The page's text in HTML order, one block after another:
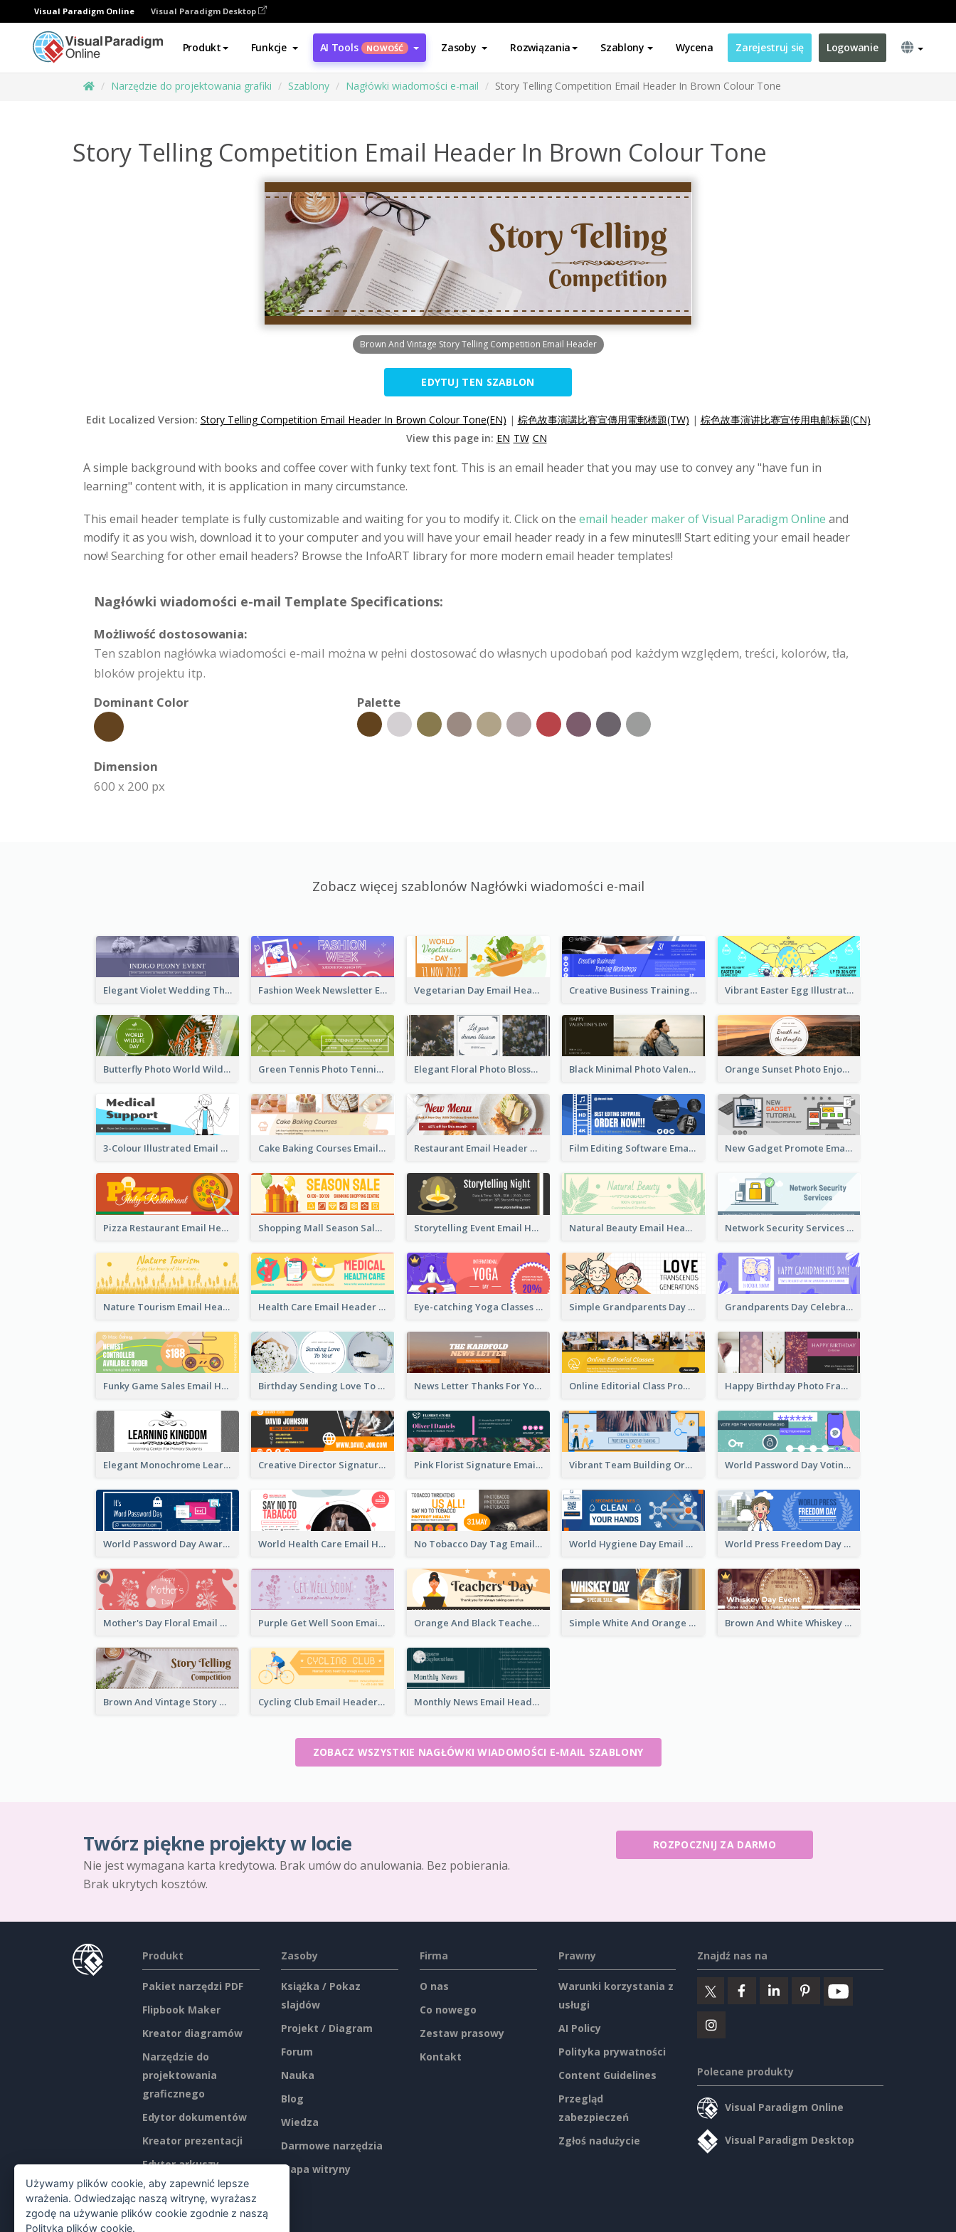
Visual Paradigm Online Visual Paradigm Desktop
Produkt Funkcje AI Tools NOWOŚĆ Zasoby Rozwiązania Szablony Wycena Zarejestruj się Logowanie
Narzędzie do projektowania grafiki Szablony Nagłówki wiadomości e-mail Story Telling Competition Email Header In Brown Colour Tone
Story Telling Competition Email Header In Brown Colour Tone
Brown And Vintage Story Telling Competition Email Header
EDYTUJ TEN SZABLON
Edit Localized Version: Story Telling Competition Email Header In Brown Colour Tone(EN) | 棕色故事演講比賽宣傳用電郵標題(TW) | 棕色故事演讲比赛宣传用电邮标题(CN)
View this page in: EN TW CN
A simple background with books and coffee cover with funky text font. This is an email header that you may use to convey any "have fun in
learning" content with, it is application in many circumstance.
This email header template is fully customizable and waiting for you to modify it. Click on the email header maker of Visual Paradigm Online and
modify it as you wish, download it to your computer and you will have your email header ready in a few minutes!!! Start editing your email header
now! Searching for other email headers? Browse the InfoART library for more modern email header templates!
Nagłówki wiadomości e-mail Template Specifications:
Możliwość dostosowania:
Ten szablon nagłówka wiadomości e-mail można w pełni dostosować do własnych upodobań pod każdym względem, treści, kolorów, tła,
bloków projektu itp.
Dominant Color
Palette
Dimension
600 x 200 px
Zobacz więcej szablonów Nagłówki wiadomości e-mail
Elegant Violet Wedding Theme Email Header Design Fashion Week Newsletter Email Header Vegetarian Day Email Header Creative Business Training Email Header Vibrant Easter Egg Illustration Email Header Design
Butterfly Photo World Wildlife Day Email Header Green Tennis Photo Tennis Tournament Email Header Elegant Floral Photo Blossom Spring Email Header Black Minimal Photo Valentines Day Email Heade Orange Sunset Photo Enjoy Sunset Email Header
3-Colour Illustrated Email Header About Medical Support Service Cake Baking Courses Email Header Restaurant Email Header With Photo Of Meal Film Editing Software Email Header New Gadget Promote Email Header
Pizza Restaurant Email Header Shopping Mall Season Sale Email Header Storytelling Event Email Header Natural Beauty Email Header Network Security Services Email Header
Nature Tourism Email Header Health Care Email Header Eye-catching Yoga Classes Discount Design Simple Grandparents Day Quote Email Header Grandparents Day Celebration Email Header
Funky Game Sales Email Header Design Birthday Sending Love To You Email Header News Letter Thanks For Your Subscribe Email Header Online Editorial Class Promotion Email Header Happy Birthday Photo Frames Email Header
Elegant Monochrome Learning Center Email Header Creative Director Signature Email Header Pink Florist Signature Email Header Vibrant Team Building Organization Email Header Design World Password Day Voting Email Header
World Password Day Awareness Email Header World Health Care Email Header No Tobacco Day Tag Email Header World Hygiene Day Email Header World Press Freedom Day Email Header
Mother's Day Floral Email Header In Red Colour Tone Purple Get Well Soon Email Header With Floral Decorations Orange And Black Teachers' Day Celebration Email Header Simple White And Orange Whiskey Day Special Sale Email Header Brown And White Whiskey Day Event Email Header
Brown And Vintage Story Telling Competition Email Header Cycling Club Email Headers Created With Graphic Of Riders Monthly News Email Header With Details
ZOBACZ WSZYSTKIE NAGŁÓWKI WIADOMOŚCI E-MAIL SZABLONY
Twórz piękne projekty w locie
Nie jest wymagana karta kredytowa. Brak umów do anulowania. Bez pobierania.
Brak ukrytych kosztów.
ROZPOCZNIJ ZA DARMO
Produkt
Pakiet narzędzi PDF
Flipbook Maker
Kreator diagramów
Narzędzie do
projektowania
graficznego
Edytor dokumentów
Kreator prezentacji
Edytor arkuszy
kalkulacyjnych
Ceny
Zasoby
Książka / Pokaz
slajdów
Projekt / Diagram
Forum
Nauka
Blog
Wiedza
Darmowe narzędzia
Mapa witryny
Firma
O nas
Co nowego
Zestaw prasowy
Kontakt
Prawny
Warunki korzystania z
usługi
AI Policy
Polityka prywatności
Content Guidelines
Przegląd
zabezpieczeń
Zgłoś nadużycie
Znajdź nas na
Polecane produkty
Visual Paradigm Online
Visual Paradigm Desktop
Używamy plików cookie, aby zapewnić lepsze
wrażenia. Odwiedzając naszą witrynę, wyrażasz
zgodę na używanie plików cookie zgodnie z naszą
Polityką plików cookie.